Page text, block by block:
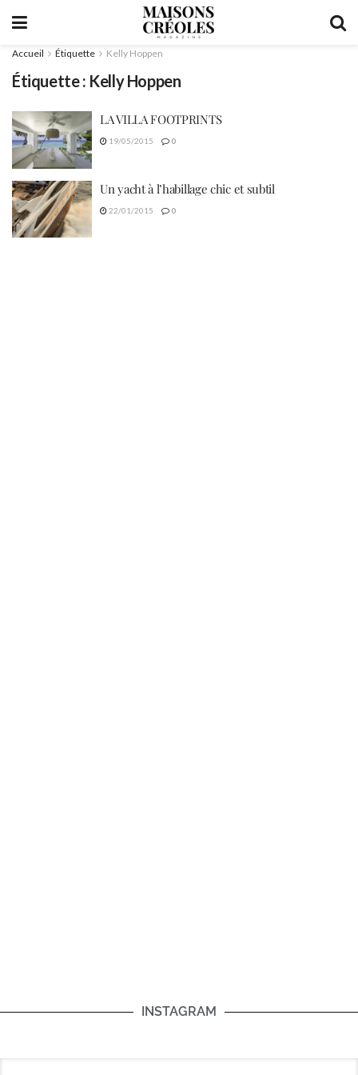
Accueil Étiquette Kelly Hoppen
Étiquette : Kelly Hoppen
LA VILLA FOOTPRINTS
19/05/2015 0
Un yacht à l’habillage chic et subtil
22/01/2015 0
INSTAGRAM